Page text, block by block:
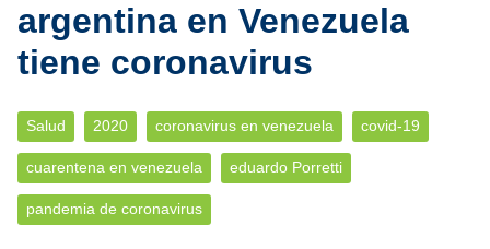
argentina en Venezuela
tiene coronavirus
Salud 2020 coronavirus en venezuela covid-19
cuarentena en venezuela eduardo Porretti
pandemia de coronavirus